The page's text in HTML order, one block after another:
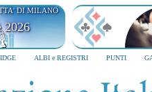
DI MILANO
2026
ALBI e REGISTRI PUNTI